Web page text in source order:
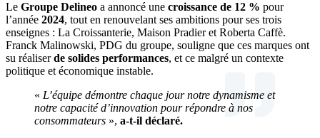
Le Groupe Delineo a annoncé une croissance de 12 % pour
l’année 2024, tout en renouvelant ses ambitions pour ses trois
enseignes : La Croissanterie, Maison Pradier et Roberta Caffè.
Franck Malinowski, PDG du groupe, souligne que ces marques ont
su réaliserde solides performances, et ce malgré un contexte
politique et économique instable.
« L’équipe démontre chaque jour notre dynamisme et
notre capacité d’innovation pour répondre à nos
consommateurs », a-t-il déclaré.